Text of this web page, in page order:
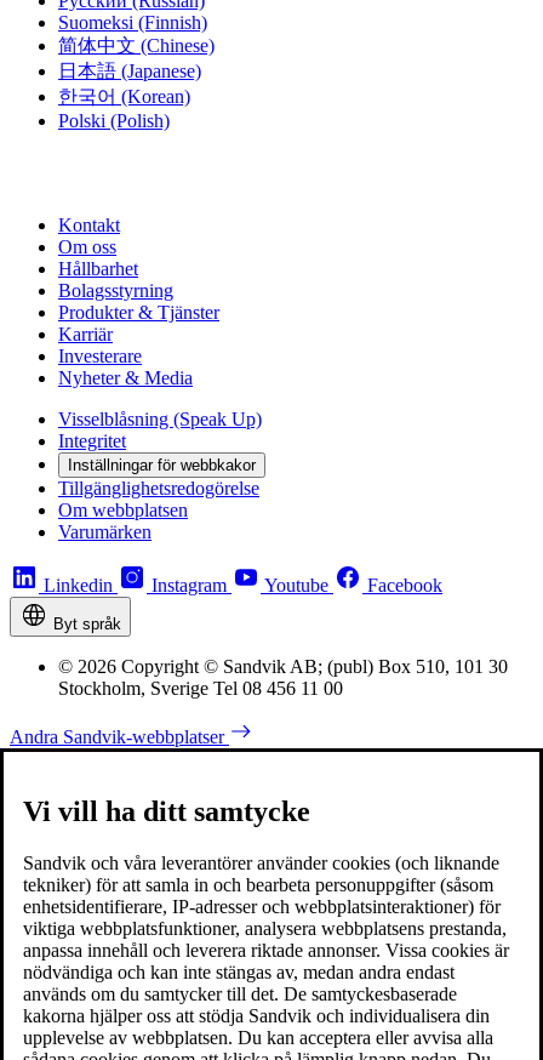
Suomeksi (Finnish)
简体中文 (Chinese)
日本語 (Japanese)
한국어 (Korean)
Polski (Polish)
Kontakt
Om oss
Hållbarhet
Bolagsstyrning
Produkter & Tjänster
Karriär
Investerare
Nyheter & Media
Visselblåsning (Speak Up)
Integritet
Inställningar för webbkakor
Tillgänglighetsredogörelse
Om webbplatsen
Varumärken
Linkedin Instagram Youtube Facebook
Byt språk
© 2026 Copyright © Sandvik AB; (publ) Box 510, 101 30
Stockholm, Sverige Tel 08 456 11 00
Andra Sandvik-webbplatser
Vi vill ha ditt samtycke
Sandvik och våra leverantörer använder cookies (och liknande
tekniker) för att samla in och bearbeta personuppgifter (såsom
enhetsidentifierare, IP-adresser och webbplatsinteraktioner) för
viktiga webbplatsfunktioner, analysera webbplatsens prestanda,
anpassa innehåll och leverera riktade annonser. Vissa cookies är
nödvändiga och kan inte stängas av, medan andra endast
används om du samtycker till det. De samtyckesbaserade
kakorna hjälper oss att stödja Sandvik och individualisera din
upplevelse av webbplatsen. Du kan acceptera eller avvisa alla